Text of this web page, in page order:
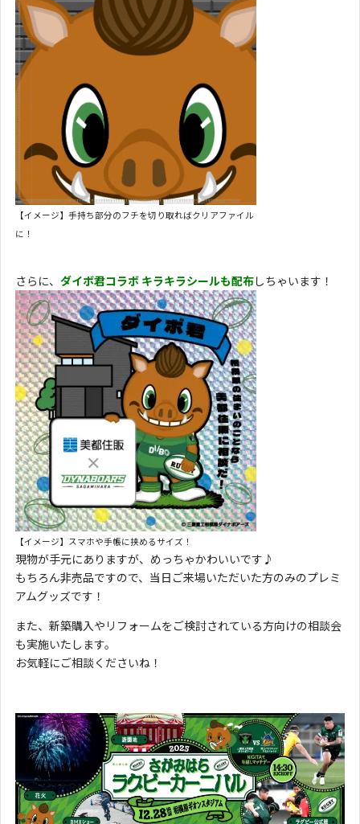
【イメージ】手持ち部分のフチを切り取ればクリアファイル
に！
さらに、 ダイボ君コラボ キラキラシールも配布しちゃいます！
【イメージ】スマホや手帳に挟めるサイズ！
現物が手元にありますが、めっちゃかわいいです♪
もちろん非売品ですので、当日ご来場いただいた方のみのプレミ
アムグッズです！
また、新築購入やリフォームをご検討されている方向けの相談会
も実施いたします。
お気軽にご相談くださいね！